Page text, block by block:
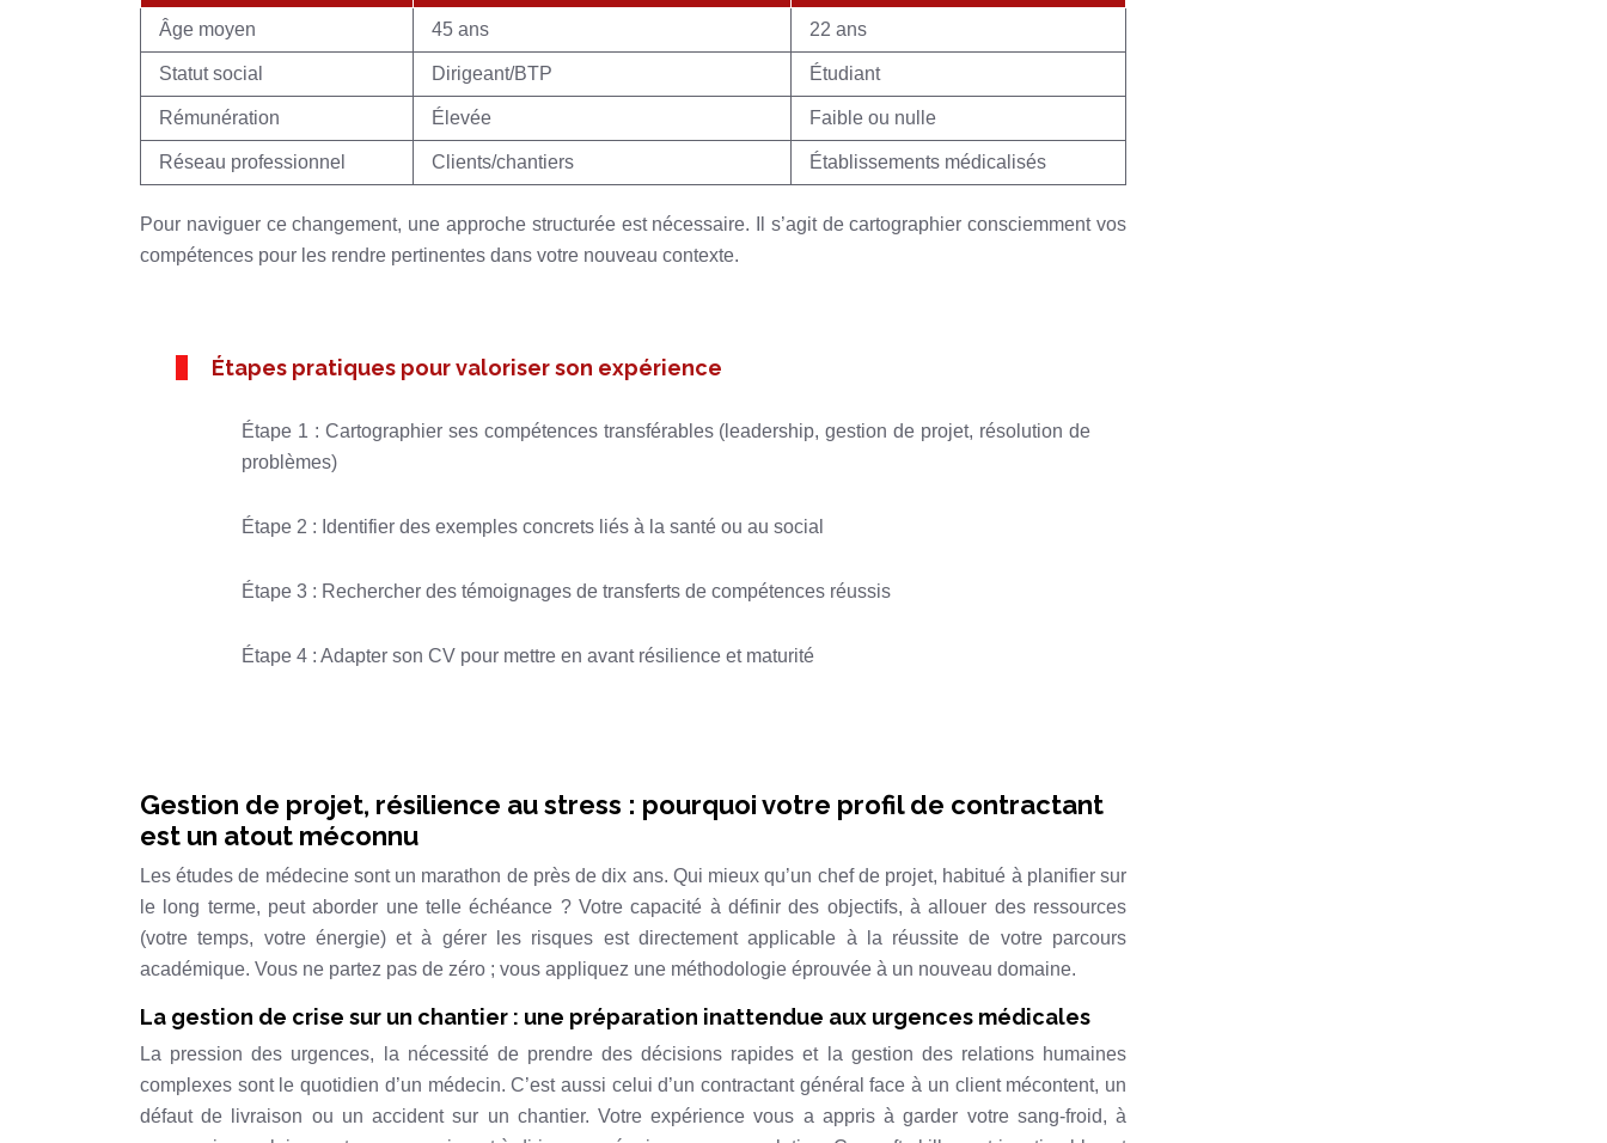
Âge moyen 45 ans 22 ans
Statut social Dirigeant/BTP Étudiant
Rémunération Élevée Faible ou nulle
Réseau professionnel Clients/chantiers Établissements médicalisés
Pour naviguer ce changement, une approche structurée est nécessaire. Il s’agit de cartographier consciemment vos
compétences pour les rendre pertinentes dans votre nouveau contexte.
Étapes pratiques pour valoriser son expérience
Étape 1 : Cartographier ses compétences transférables (leadership, gestion de projet, résolution de
problèmes)
Étape 2 : Identifier des exemples concrets liés à la santé ou au social
Étape 3 : Rechercher des témoignages de transferts de compétences réussis
Étape 4 : Adapter son CV pour mettre en avant résilience et maturité
Gestion de projet, résilience au stress : pourquoi votre profil de contractant
est un atout méconnu
Les études de médecine sont un marathon de près de dix ans. Qui mieux qu’un chef de projet, habitué à planifier sur
le long terme, peut aborder une telle échéance ? Votre capacité à définir des objectifs, à allouer des ressources
(votre temps, votre énergie) et à gérer les risques est directement applicable à la réussite de votre parcours
académique. Vous ne partez pas de zéro ; vous appliquez une méthodologie éprouvée à un nouveau domaine.
La gestion de crise sur un chantier : une préparation inattendue aux urgences médicales
La pression des urgences, la nécessité de prendre des décisions rapides et la gestion des relations humaines
complexes sont le quotidien d’un médecin. C’est aussi celui d’un contractant général face à un client mécontent, un
défaut de livraison ou un accident sur un chantier. Votre expérience vous a appris à garder votre sang-froid, à